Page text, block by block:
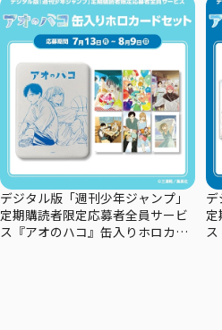
デジタル版「週刊少年ジャンプ」
定期購読者限定応募者全員サービ
ス『アオのハコ』缶入りホロカー
デ